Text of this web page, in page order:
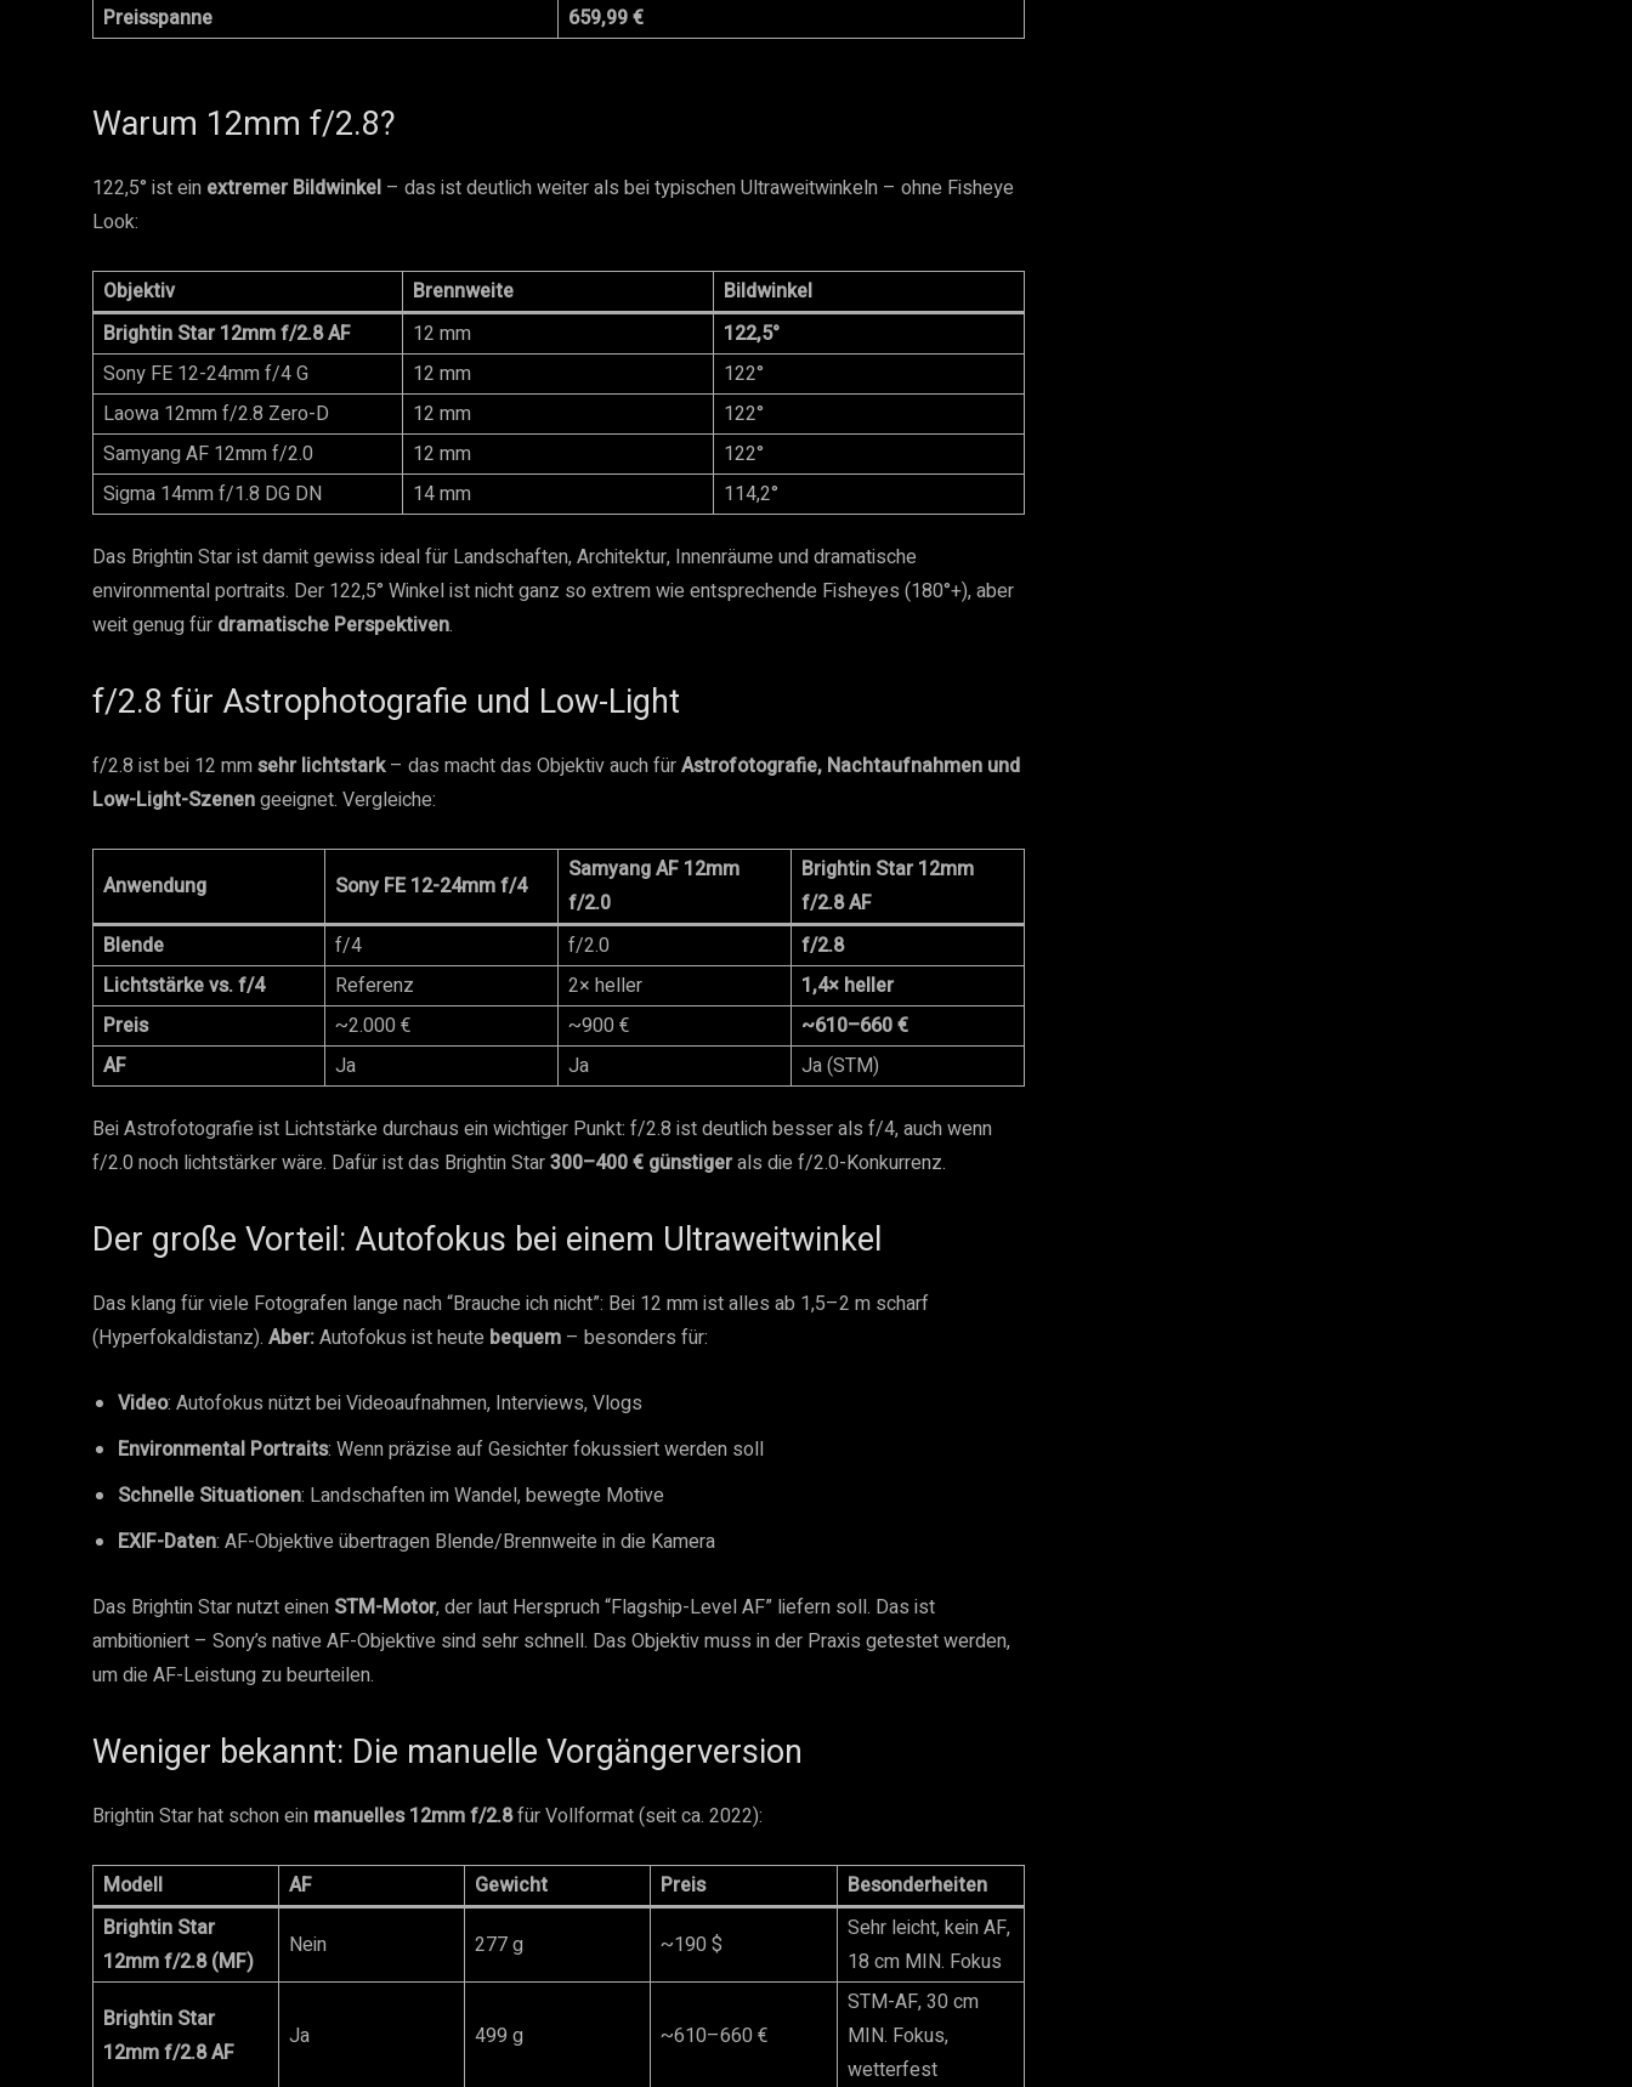
Preisspanne
659,99 €
Warum 12mm f/2.8?
122,5° ist ein extremer Bildwinkel – das ist deutlich weiter als bei typischen Ultraweitwinkeln – ohne Fisheye
Look:
Objektiv Brennweite
Bildwinkel
Brightin Star 12mm f/2.8 AF
12 mm
122,5°
Sony FE 12-24mm f/4 G
12 mm
122°
Laowa 12mm f/2.8 Zero-D
12 mm
122°
Samyang AF 12mm f/2.0
12 mm
122°
Sigma 14mm f/1.8 DG DN
14 mm 114,2°
Das Brightin Star ist damit gewiss ideal für Landschaften, Architektur, Innenräume und dramatische
environmental portraits. Der 122,5° Winkel ist nicht ganz so extrem wie entsprechende Fisheyes (180°+), aber
weit genug für dramatische Perspektiven.
f/2.8 für Astrophotografie und Low-Light
f/2.8 ist bei 12 mmsehr lichtstark– das macht das Objektiv auch fürAstrofotografie, Nachtaufnahmen und
Low-Light-Szenengeeignet. Vergleiche:
Anwendung Sony FE 12-24mm f/4
Samyang AF 12mm
f/2.0
Brightin Star 12mm
f/2.8 AF
Blende
f/4 f/2.0
f/2.8
Lichtstärke vs. f/4
Referenz 2× heller
1,4× heller
Preis
~2.000 € ~900 €
~610–660 €
AF
Ja Ja Ja (STM)
Bei Astrofotografie ist Lichtstärke durchaus ein wichtiger Punkt: f/2.8 ist deutlich besser als f/4, auch wenn
f/2.0 noch lichtstärker wäre. Dafür ist das Brightin Star300–400 € günstigerals die f/2.0-Konkurrenz.
Der große Vorteil: Autofokus bei einem Ultraweitwinkel
Das klang für viele Fotografen lange nach “Brauche ich nicht”: Bei 12 mm ist alles ab 1,5–2 m scharf
(Hyperfokaldistanz). Aber:Autofokus ist heute bequem – besonders für:
Video: Autofokus nützt bei Videoaufnahmen, Interviews, Vlogs
Environmental Portraits: Wenn präzise auf Gesichter fokussiert werden soll
Schnelle Situationen: Landschaften im Wandel, bewegte Motive
EXIF-Daten: AF-Objektive übertragen Blende/Brennweite in die Kamera
Das Brightin Star nutzt einen STM-Motor, der laut Herspruch “Flagship-Level AF” liefern soll. Das ist
ambitioniert – Sony’s native AF-Objektive sind sehr schnell. Das Objektiv muss in der Praxis getestet werden,
um die AF-Leistung zu beurteilen.
Weniger bekannt: Die manuelle Vorgängerversion
Brightin Star hat schon ein manuelles 12mm f/2.8für Vollformat (seit ca. 2022):
Modell AF Gewicht Preis
Besonderheiten
Brightin Star
12mm f/2.8 (MF)
Nein 277 g ~190 $
Sehr leicht, kein AF,
18 cm MIN. Fokus
Brightin Star
12mm f/2.8 AF
Ja 499 g ~610–660 €
STM-AF, 30 cm
MIN. Fokus,
wetterfest